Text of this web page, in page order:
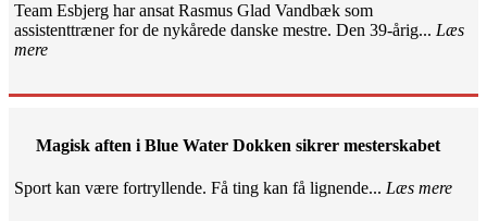
Team Esbjerg har ansat Rasmus Glad Vandbæk som
assistenttræner for de nykårede danske mestre. Den 39-årig... Læs
mere
Magisk aften i Blue Water Dokken sikrer mesterskabet
Sport kan være fortryllende. Få ting kan få lignende... Læs mere